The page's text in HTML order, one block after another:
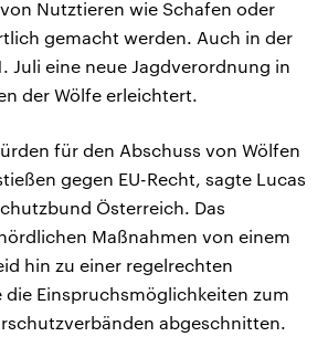
Nutztieren wie Schafen oder
gemacht werden. Auch in der
Juli eine neue Jagdverordnung in
der Wölfe erleichtert.
für den Abschuss von Wölfen
gegen EU-Recht, sagte Lucas
Österreich. Das
Maßnahmen von einem
hin zu einer regelrechten
die Einspruchsmöglichkeiten zum
abgeschnitten.